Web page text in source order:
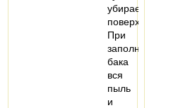
убираемые
поверхности.
При
заполнении
бака
вся
пыль
и